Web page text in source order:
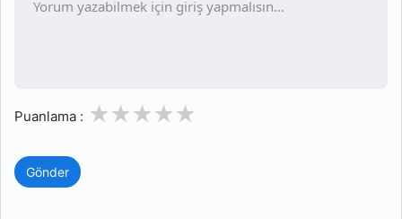
Puanlama : 3
2
1
Gönder